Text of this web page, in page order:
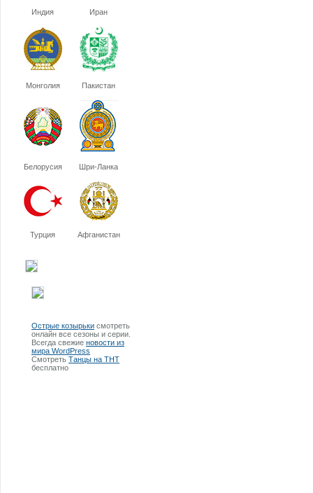
Индия Иран
Монголия Пакистан
Белорусия Шри-Ланка
Турция Афганистан
Острые козырьки смотреть
онлайн все сезоны и серии.
Всегда свежие новости из
мира WordPress
Смотреть Танцы на ТНТ
бесплатно